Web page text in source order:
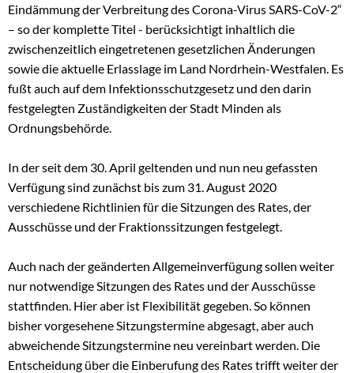
Eindämmung der Verbreitung des Corona-Virus SARS-CoV-2“
– so der komplette Titel - berücksichtigt inhaltlich die
zwischenzeitlich eingetretenen gesetzlichen Änderungen
sowie die aktuelle Erlasslage im Land Nordrhein-Westfalen. Es
fußt auch auf dem Infektionsschutzgesetz und den darin
festgelegten Zuständigkeiten der Stadt Minden als
Ordnungsbehörde.
In der seit dem 30. April geltenden und nun neu gefassten
Verfügung sind zunächst bis zum 31. August 2020
verschiedene Richtlinien für die Sitzungen des Rates, der
Ausschüsse und der Fraktionssitzungen festgelegt.
Auch nach der geänderten Allgemeinverfügung sollen weiter
nur notwendige Sitzungen des Rates und der Ausschüsse
stattfinden. Hier aber ist Flexibilität gegeben. So können
bisher vorgesehene Sitzungstermine abgesagt, aber auch
abweichende Sitzungstermine neu vereinbart werden. Die
Entscheidung über die Einberufung des Rates trifft weiter der